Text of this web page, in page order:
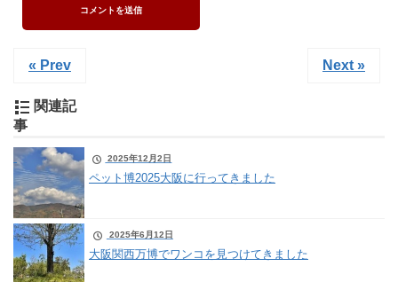
« Prev Next »
関連記
事
2025年12月2日
ペット博2025大阪に行ってきました
2025年6月12日
大阪関西万博でワンコを見つけてきました